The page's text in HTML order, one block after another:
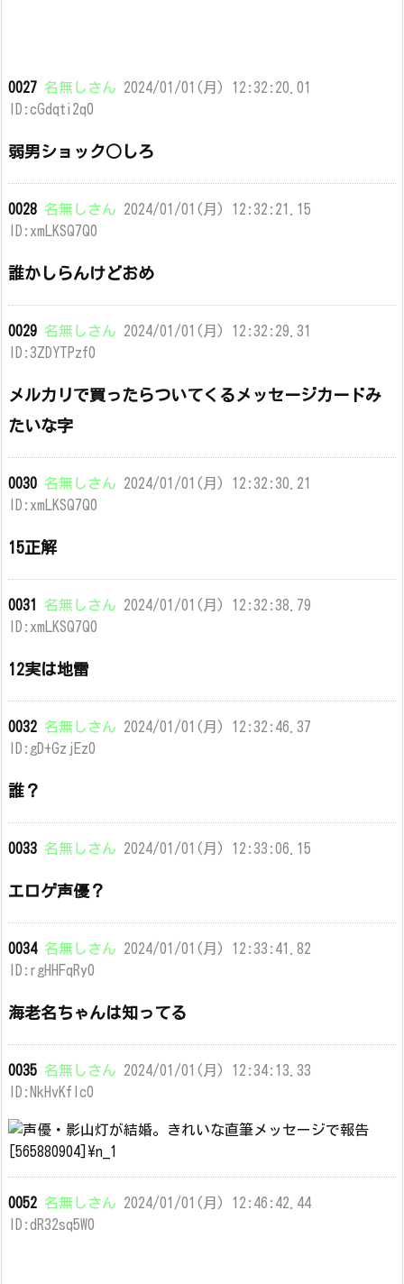
0027 名無しさん 2024/01/01(月) 12:32:20.01
ID:cGdqti2q0
弱男ショック○しろ
0028 名無しさん 2024/01/01(月) 12:32:21.15
ID:xmLKSQ7Q0
誰かしらんけどおめ
0029 名無しさん 2024/01/01(月) 12:32:29.31
ID:3ZDYTPzf0
メルカリで買ったらついてくるメッセージカードみ
たいな字
0030 名無しさん 2024/01/01(月) 12:32:30.21
ID:xmLKSQ7Q0
15正解
0031 名無しさん 2024/01/01(月) 12:32:38.79
ID:xmLKSQ7Q0
12実は地雷
0032 名無しさん 2024/01/01(月) 12:32:46.37
ID:gD+GzjEz0
誰？
0033 名無しさん 2024/01/01(月) 12:33:06.15
エロゲ声優？
0034 名無しさん 2024/01/01(月) 12:33:41.82
ID:rgHHFqRy0
海老名ちゃんは知ってる
0035 名無しさん 2024/01/01(月) 12:34:13.33
ID:NkHvKfIc0
0052 名無しさん 2024/01/01(月) 12:46:42.44
ID:dR32sq5W0